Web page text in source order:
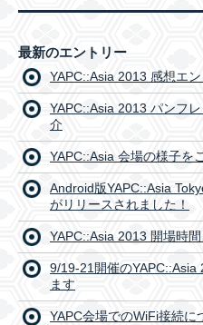
最新のエントリー
YAPC::Asia 2013 感想エ
YAPC::Asia 2013 パンフ
介
YAPC::Asia 会場の様子を
Android版YAPC::Asia
がリリースされました！
YAPC::Asia 2013 開場時
9/19-21開催のYAPC::Asia
ます
YAPC会場でのWiFi接続